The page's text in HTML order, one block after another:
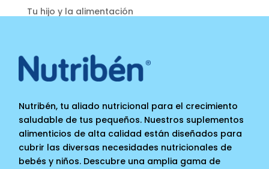
Tu hijo y la alimentación
Nutribén, tu aliado nutricional para el crecimiento
saludable de tus pequeños. Nuestros suplementos
alimenticios de alta calidad están diseñados para
cubrir las diversas necesidades nutricionales de
bebés y niños. Descubre una amplia gama de